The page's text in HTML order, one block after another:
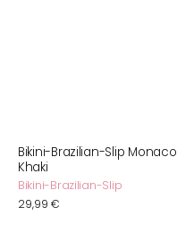
Bikini-Brazilian-Slip Monaco
Khaki
Bikini-Brazilian-Slip
Normaler
29,99 €